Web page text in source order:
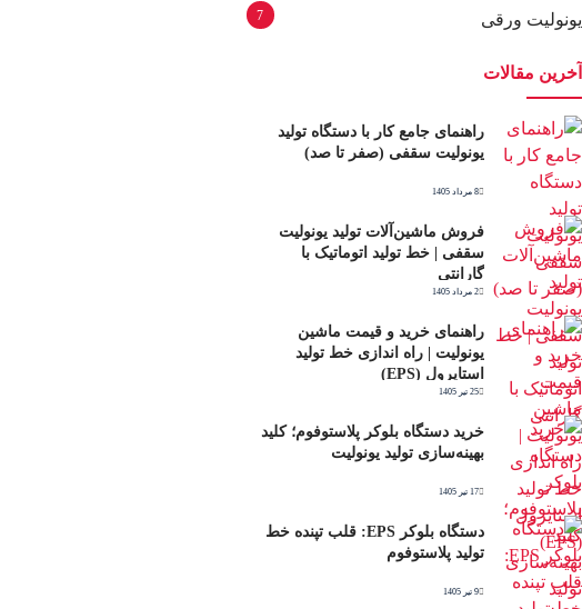
یونولیت ورقی 7
آخرین مقالات
راهنمای جامع کار با دستگاه تولید
یونولیت سقفی (صفر تا صد)
8 مرداد 1405
فروش ماشین‌آلات تولید یونولیت
سقفی | خط تولید اتوماتیک با
گارانتی
2 مرداد 1405
راهنمای خرید و قیمت ماشین
یونولیت | راه اندازی خط تولید
استایرول (EPS)
25 تیر 1405
خرید دستگاه بلوکر پلاستوفوم؛ کلید
بهینه‌سازی تولید یونولیت
17 تیر 1405
دستگاه بلوکر EPS: قلب تپنده خط
تولید پلاستوفوم
9 تیر 1405